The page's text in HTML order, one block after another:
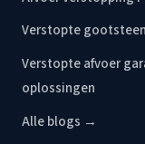
Verstopte
Verstopte afvoer
oplossingen
Alle blogs →